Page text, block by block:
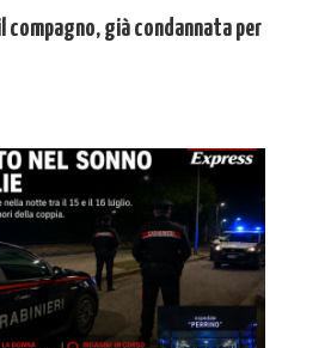
compagno, già condannata per